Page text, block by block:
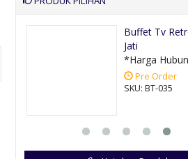
Buffet Tv
Jati
*Harga
Pre Order
SKU: BT-035